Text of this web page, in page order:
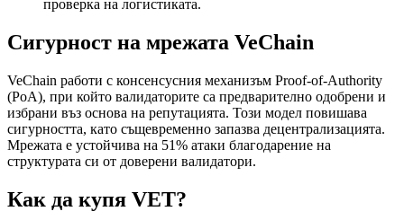
проверка на логистиката.
Сигурност на мрежата VeChain
VeChain работи с консенсусния механизъм Proof-of-Authority
(PoA), при който валидаторите са предварително одобрени и
избрани въз основа на репутацията. Този модел повишава
сигурността, като същевременно запазва децентрализацията.
Мрежата е устойчива на 51% атаки благодарение на
структурата си от доверени валидатори.
Как да купя VET?